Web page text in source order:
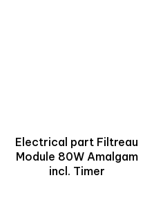
Electrical part Filtreau
Module 80W Amalgam
incl. Timer